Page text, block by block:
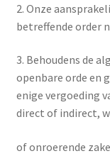
2. Onze
betreffende order
3. Behoudens de
openbare orde en
enige vergoeding
direct of indirect,
of onroerende